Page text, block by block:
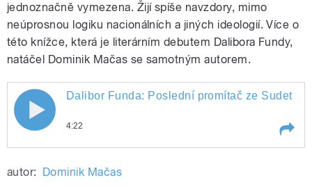
jednoznačně vymezena. Žijí spíše navzdory, mimo
neúprosnou logiku nacionálních a jiných ideologií. Více o
této knížce, která je literárním debutem Dalibora Fundy,
natáčel Dominik Mačas se samotným autorem.
Dalibor Funda: Poslední promítač ze
Sudet
Dalibor Funda: Poslední promítač ze Sudet
4:22
Sudet
autor: Dominik Mačas